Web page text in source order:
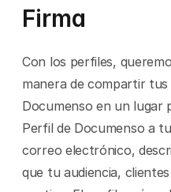
Firma
Con los perfiles,
manera de compartir tus
Documenso en un lugar
Perfil de Documenso a
correo electrónico,
que tu audiencia,